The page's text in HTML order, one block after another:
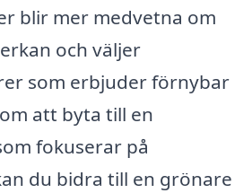
blir mer medvetna om
och väljer
som erbjuder förnybar
att byta till en
fokuserar på
du bidra till en grönare